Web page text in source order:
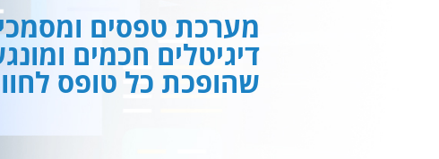
מערכת טפסים
דיגיטלים חכמים
שהופכת כל טופס